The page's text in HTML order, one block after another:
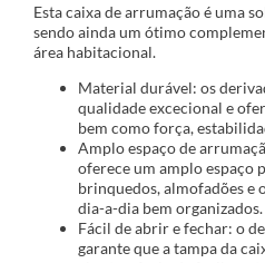
Esta caixa de arrumação é uma
sendo ainda um ótimo
área habitacional.
Material durável: os
qualidade excecional e
bem como força,
Amplo espaço de
oferece um amplo espaço
brinquedos, almofadões e
dia-a-dia bem organizados.
Fácil de abrir e fechar: o
garante que a tampa da